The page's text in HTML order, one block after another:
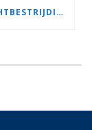
WELKE SIGNALEN GEVEN AAN DAT VOCHTBESTRIJDING URGENT IS?